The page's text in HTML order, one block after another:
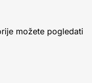
možete pogledati